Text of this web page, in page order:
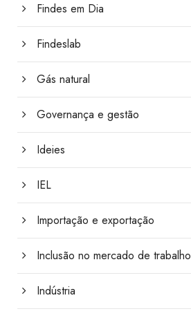
Findes em Dia
Findeslab
Gás natural
Governança e gestão
Ideies
IEL
Importação e exportação
Inclusão no mercado de trabalho
Indústria